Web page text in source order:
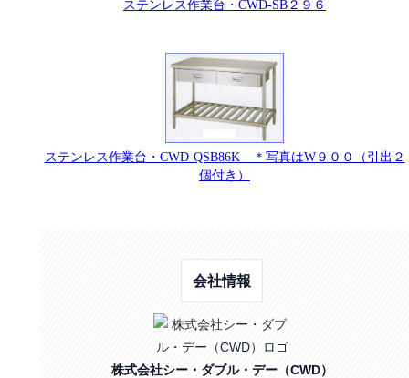
ステンレス作業台・CWD-SB２９６
ステンレス作業台・CWD-QSB86K ＊写真はW９００（引出２
個付き）
会社情報
株式会社シー・ダブル・デー（CWD）